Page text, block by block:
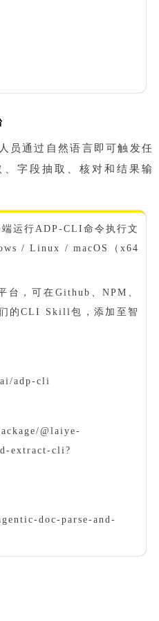
员通过自然语言即可触发任
字段抽取、核对和结果输
运行ADP-CLI命令执行文
/ Linux / macOS（x64
台，可在Github、NPM、
的CLI Skill包，添加至智
adp-cli
@laiye-
extract-cli?
doc-parse-and-